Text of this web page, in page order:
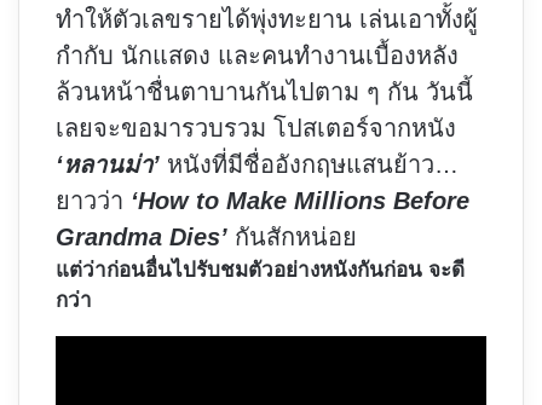
ทำให้ตัวเลขรายได้พุ่งทะยาน เล่นเอาทั้งผู้
กำกับ นักแสดง และคนทำงานเบื้องหลัง
ล้วนหน้าชื่นตาบานกันไปตาม ๆ กัน วันนี้
เลยจะขอมารวบรวม โปสเตอร์จากหนัง
‘หลานม่า’ หนังที่มีชื่ออังกฤษแสนย้าว…
ยาวว่า ‘How to Make Millions Before
Grandma Dies’ กันสักหน่อย
แต่ว่าก่อนอื่นไปรับชมตัวอย่างหนังกันก่อน จะดี
กว่า